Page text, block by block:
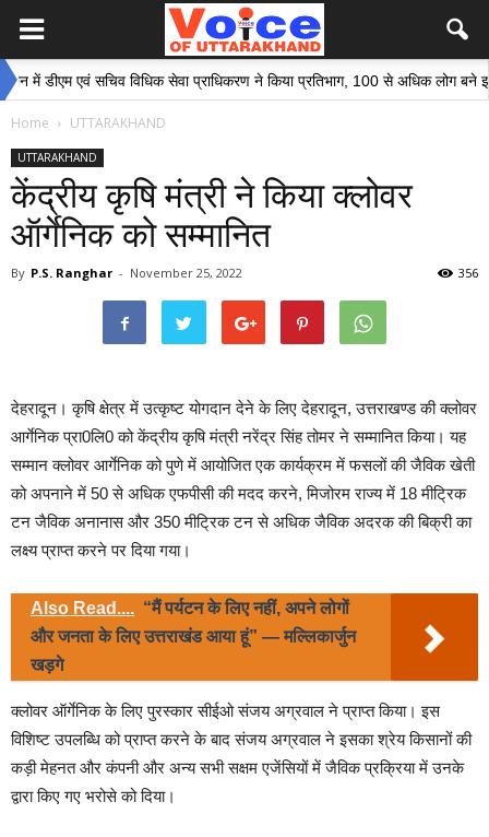
एवं सचिव विधिक सेवा प्राधिकरण ने किया प्रतिभाग, 100 से अधिक लोग बने इस
Home UTTARAKHAND
UTTARAKHAND
केंद्रीय कृषि मंत्री ने किया क्लोवर
ऑर्गेनिक को सम्मानित
By P.S. Ranghar - November 25, 2022 356
देहरादून। कृषि क्षेत्र में उत्कृष्ट योगदान देने के लिए देहरादून, उत्तराखण्ड की क्लोवर
आर्गेनिक प्रा0लि0 को केंद्रीय कृषि मंत्री नरेंद्र सिंह तोमर ने सम्मानित किया। यह
सम्मान क्लोवर आर्गेनिक को पुणे में आयोजित एक कार्यक्रम में फसलों की जैविक खेती
को अपनाने में 50 से अधिक एफपीसी की मदद करने, मिजोरम राज्य में 18 मीट्रिक
टन जैविक अनानास और 350 मीट्रिक टन से अधिक जैविक अदरक की बिक्री का
लक्ष्य प्राप्त करने पर दिया गया।
Also Read.... “मैं पर्यटन के लिए नहीं, अपने लोगों
और जनता के लिए उत्तराखंड आया हूं” — मल्लिकार्जुन
खड़गे
क्लोवर ऑर्गेनिक के लिए पुरस्कार सीईओ संजय अग्रवाल ने प्राप्त किया। इस
विशिष्ट उपलब्धि को प्राप्त करने के बाद संजय अग्रवाल ने इसका श्रेय किसानों की
कड़ी मेहनत और कंपनी और अन्य सभी सक्षम एजेंसियों में जैविक प्रक्रिया में उनके
द्वारा किए गए भरोसे को दिया।